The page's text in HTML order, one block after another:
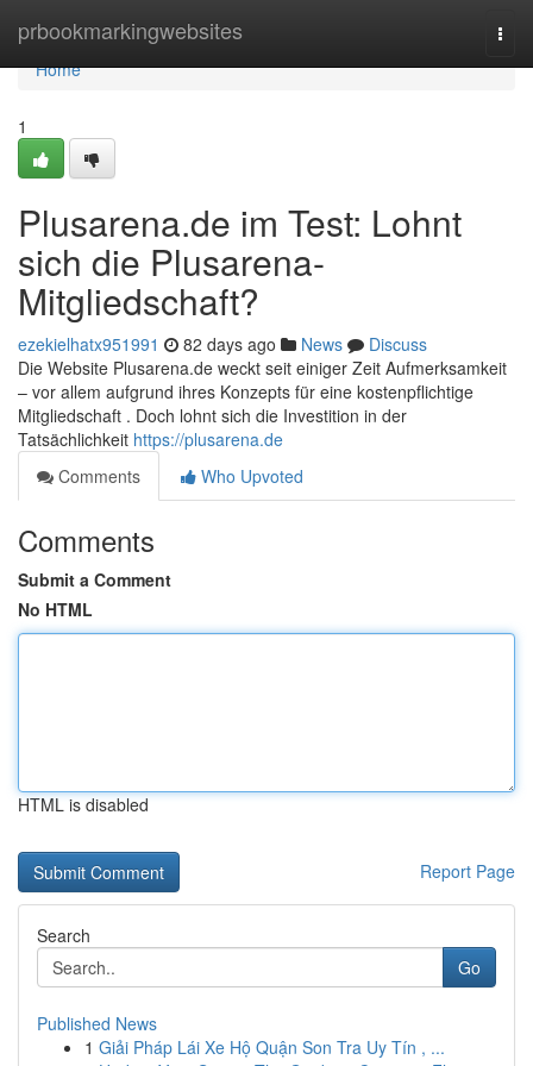
prbookmarkingwebsites
Home
Home
1
Plusarena.de im Test: Lohnt
sich die Plusarena-
Mitgliedschaft?
ezekielhatx951991 82 days ago News
Discuss
Die Website Plusarena.de weckt seit einiger Zeit Aufmerksamkeit
– vor allem aufgrund ihres Konzepts für eine kostenpflichtige
Mitgliedschaft . Doch lohnt sich die Investition in der
Tatsächlichkeit https://plusarena.de
Comments
Who Upvoted
Comments
Submit a Comment
No HTML
HTML is disabled
Report Page
Search
Go
Published News
1 Giải Pháp Lái Xe Hộ Quận Son Tra Uy Tín , ...